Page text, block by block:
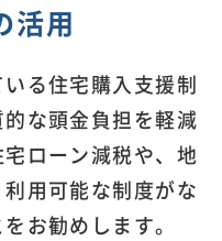
活用
る住宅購入支援制
な頭金負担を軽減
ローン減税や、地
用可能な制度がな
お勧めします。